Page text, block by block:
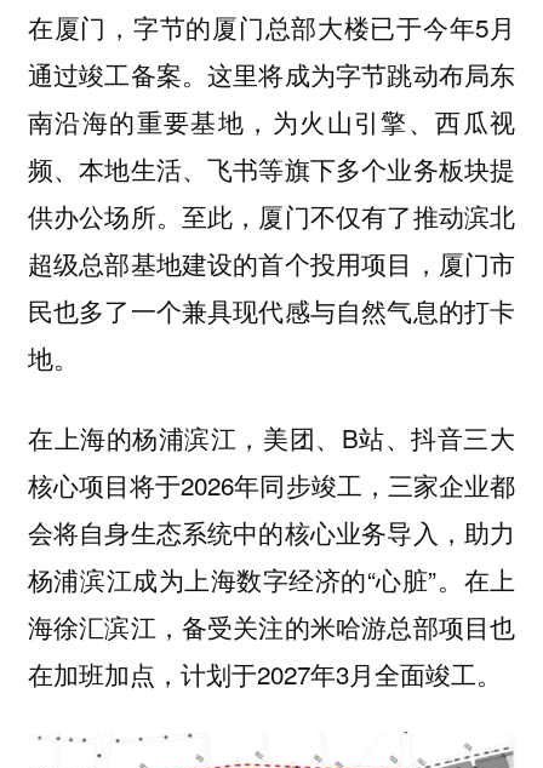
在厦门，字节的厦门总部大楼已于今年5月
通过竣工备案。这里将成为字节跳动布局东
南沿海的重要基地，为火山引擎、西瓜视
频、本地生活、飞书等旗下多个业务板块提
供办公场所。至此，厦门不仅有了推动滨北
超级总部基地建设的首个投用项目，厦门市
民也多了一个兼具现代感与自然气息的打卡
地。
在上海的杨浦滨江，美团、B站、抖音三大
核心项目将于2026年同步竣工，三家企业都
会将自身生态系统中的核心业务导入，助力
杨浦滨江成为上海数字经济的“心脏”。在上
海徐汇滨江，备受关注的米哈游总部项目也
在加班加点，计划于2027年3月全面竣工。